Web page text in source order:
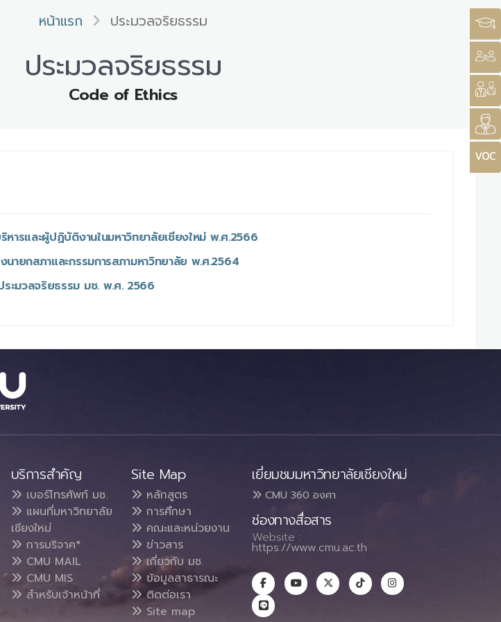
หน้าแรก ประมวลจริยธรรม
ประมวลจริยธรรม
Code of Ethics
ารและผู้ปฏิบัติงานในมหาวิทยาลัยเชียงใหม่ พ.ศ.2566
ายกสภาและกรรมการสภามหาวิทยาลัย พ.ศ.2564
ะมวลจริยธรรม มช. พ.ศ. 2566
บริการสำคัญ
เบอร์โทรศัพท์ มช.
แผนที่มหาวิทยาลัย
เชียงใหม่
การบริจาค*
CMU MAIL
CMU MIS
สำหรับเจ้าหน้าที่
Site Map
หลักสูตร
การศึกษา
คณะและหน่วยงาน
ข่าวสาร
เกี่ยวกับ มช.
ข้อมูลสาธารณะ
ติดต่อเรา
Site map
เยี่ยมชมมหาวิทยาลัยเชียงใหม่
CMU 360 องศา
ช่องทางสื่อสาร
Website :
https://www.cmu.ac.th